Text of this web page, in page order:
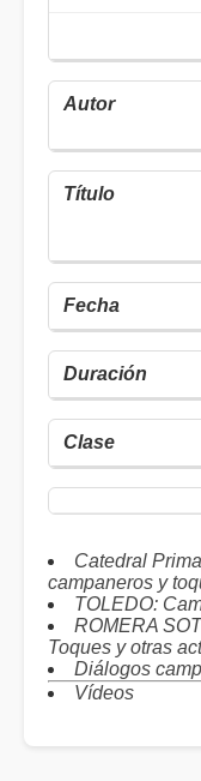
Catedral
campaneros y
TOLEDO:
ROMERA
Toques y otras
Diálogos
Vídeos